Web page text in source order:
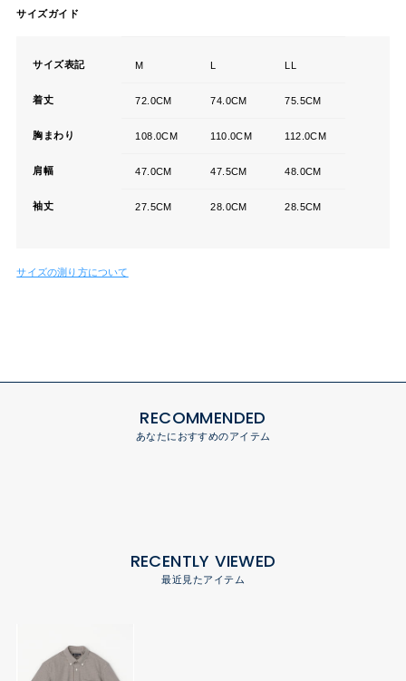
サイズガイド
サイズ表記 M L LL
着丈 72.0CM 74.0CM 75.5CM
胸まわり 108.0CM 110.0CM 112.0CM
肩幅 47.0CM 47.5CM 48.0CM
袖丈 27.5CM 28.0CM 28.5CM
サイズの測り方について
RECOMMENDED
あなたにおすすめのアイテム
RECENTLY VIEWED
最近見たアイテム